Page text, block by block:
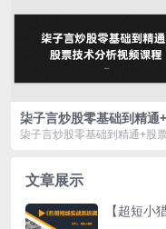
柒子言炒股零基础到精通
票技术分析视频课程
柒子言炒股零基础到精通+股
文章展示
【超短